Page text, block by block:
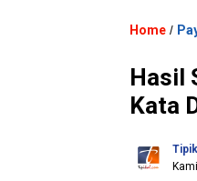
Home /
Hasil
Kata